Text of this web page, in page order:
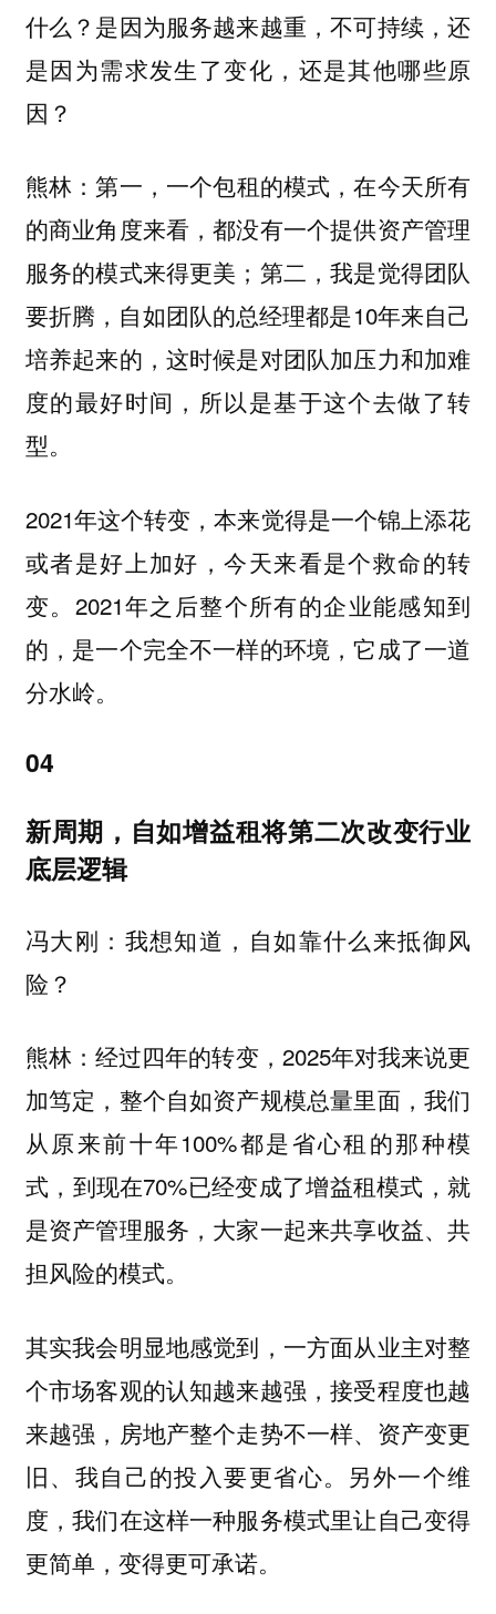
什么？是因为服务越来越重，不可持续，还
是因为需求发生了变化，还是其他哪些原
因？
熊林：第一，一个包租的模式，在今天所有
的商业角度来看，都没有一个提供资产管理
服务的模式来得更美；第二，我是觉得团队
要折腾，自如团队的总经理都是10年来自己
培养起来的，这时候是对团队加压力和加难
度的最好时间，所以是基于这个去做了转
型。
2021年这个转变，本来觉得是一个锦上添花
或者是好上加好，今天来看是个救命的转
变。2021年之后整个所有的企业能感知到
的，是一个完全不一样的环境，它成了一道
分水岭。
04
新周期，自如增益租将第二次改变行业
底层逻辑
冯大刚：我想知道，自如靠什么来抵御风
险？
熊林：经过四年的转变，2025年对我来说更
加笃定，整个自如资产规模总量里面，我们
从原来前十年100%都是省心租的那种模
式，到现在70%已经变成了增益租模式，就
是资产管理服务，大家一起来共享收益、共
担风险的模式。
其实我会明显地感觉到，一方面从业主对整
个市场客观的认知越来越强，接受程度也越
来越强，房地产整个走势不一样、资产变更
旧、我自己的投入要更省心。另外一个维
度，我们在这样一种服务模式里让自己变得
更简单，变得更可承诺。